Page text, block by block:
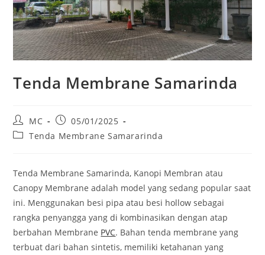
Tenda Membrane Samarinda
Post
author:
MC
Post
published:
05/01/2025
PostTenda Membrane Samararinda
Tenda Membrane Samarinda, Kanopi Membran atau
Canopy Membrane adalah model yang sedang popular saat
ini. Menggunakan besi pipa atau besi hollow sebagai
rangka penyangga yang di kombinasikan dengan atap
berbahan Membrane PVC. Bahan tenda membrane yang
terbuat dari bahan sintetis, memiliki ketahanan yang